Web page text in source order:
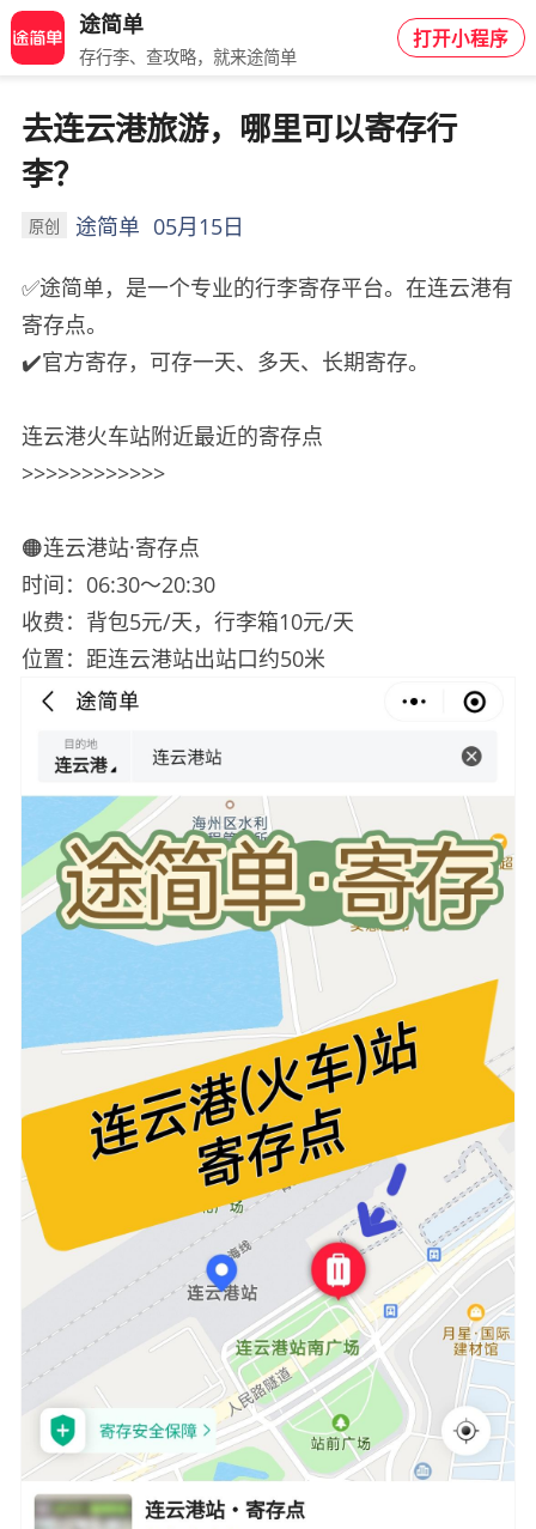
途简单
存行李、查攻略，就来途简单
打开小程序
去连云港旅游，哪里可以寄存行
李？
原创 途简单 05月15日
✅途简单，是一个专业的行李寄存平台。在连云港有
寄存点。
✔️官方寄存，可存一天、多天、长期寄存。
连云港火车站附近最近的寄存点
>>>>>>>>>>>>
🟠连云港站·寄存点
时间：06:30～20:30
收费：背包5元/天，行李箱10元/天
位置：距连云港站出站口约50米